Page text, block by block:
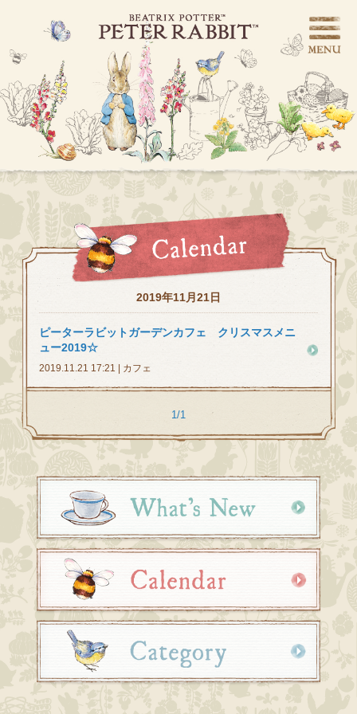
2019年11月21日
ピーターラビットガーデンカフェ クリスマスメニ
ュー2019☆
2019.11.21 17:21 | カフェ
1/1